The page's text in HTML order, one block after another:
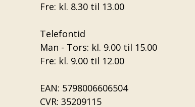
Fre: kl. 8.30 til 13.00
Telefontid
Man - Tors: kl. 9.00 til 15.00
Fre: kl. 9.00 til 12.00
EAN: 5798006606504
CVR: 35209115